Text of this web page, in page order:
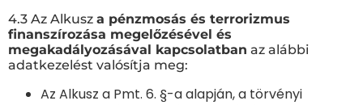
4.3 Az Alkusz a pénzmosás és terrorizmus
finanszírozása megelőzésével és
megakadályozásával kapcsolatban az alábbi
adatkezelést valósítja meg:
Az Alkusz a Pmt. 6. §-a alapján, a törvényi